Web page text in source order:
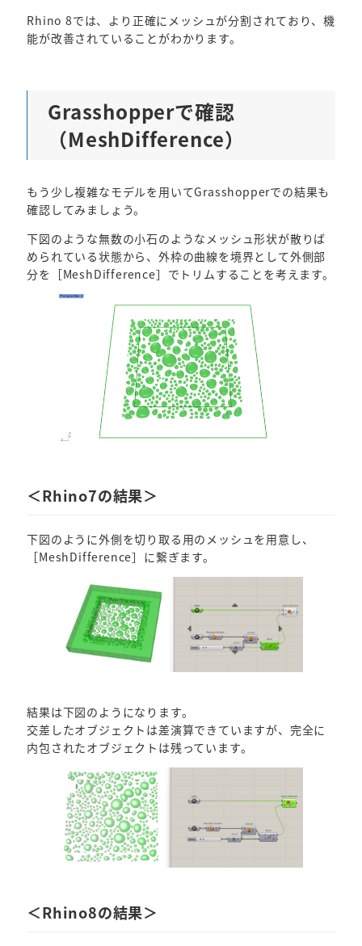
Rhino 8では、より正確にメッシュが分割されており、機
能が改善されていることがわかります。
Grasshopperで確認
（MeshDifference）
もう少し複雑なモデルを用いてGrasshopperでの結果も
確認してみましょう。
下図のような無数の小石のようなメッシュ形状が散りば
められている状態から、外枠の曲線を境界として外側部
分を［MeshDifference］でトリムすることを考えます。
＜Rhino7の結果＞
下図のように外側を切り取る用のメッシュを用意し、
［MeshDifference］に繋ぎます。
結果は下図のようになります。
交差したオブジェクトは差演算できていますが、完全に
内包されたオブジェクトは残っています。
＜Rhino8の結果＞